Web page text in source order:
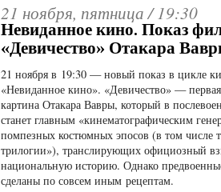
21 ноября, пятница /19:30
Невиданное кино. Показ
«Девичество» Отакара
21 ноября в 19:30 — новый показ в цикле
«Невиданное кино». «Девичество» —
картина Отакара Вавры, который в
станет главным «кинематографическим
помпезных костюмных эпосов (в том числе
трилогии»), транслирующих официозный
национальную историю. Однако
сделаны по совсем иным рецептам.